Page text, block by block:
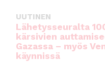
UUTINEN
Lähetysseuralta
kärsivien
Gazassa – myös
käynnissä